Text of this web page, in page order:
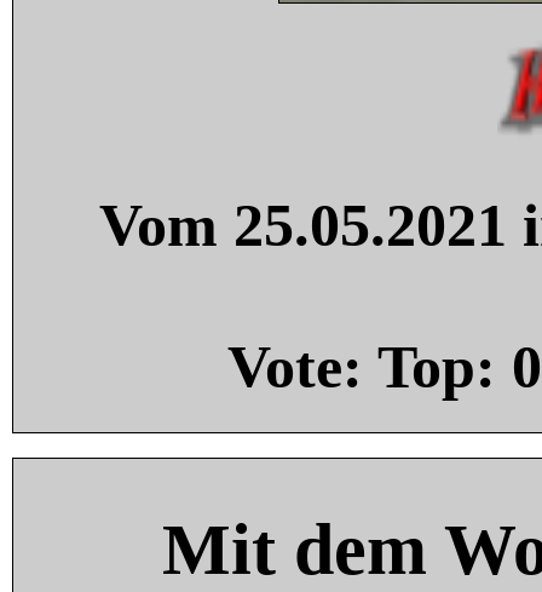
Vom
Vote: Top: 0
Mit dem